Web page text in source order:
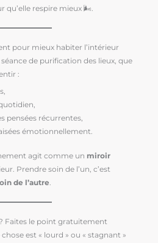
qu’elle respire mieux 🌬️.
pour mieux habiter l’intérieur
de purification des lieux, que
:
pensées récurrentes,
émotionnellement.
agit comme un miroir
Prendre soin de l’un, c’est
de l’autre.
Faites le point gratuitement
est « lourd » ou « stagnant »